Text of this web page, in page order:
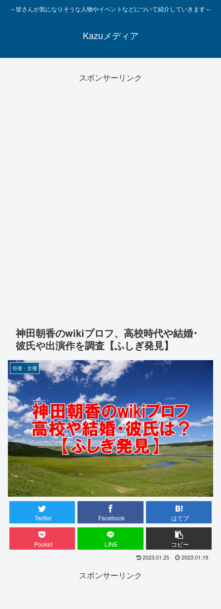
～皆さんが気になりそうな人物やイベントなどについて紹介していきます～
Kazuメディア
スポンサーリンク
神田朝香のwikiプロフ、高校時代や結婚･
彼氏や出演作を調査【ふしぎ発見】
俳優・女優
Twitter Facebook はてブ
Pocket LINE コピー
2023.01.25 2023.01.19
スポンサーリンク